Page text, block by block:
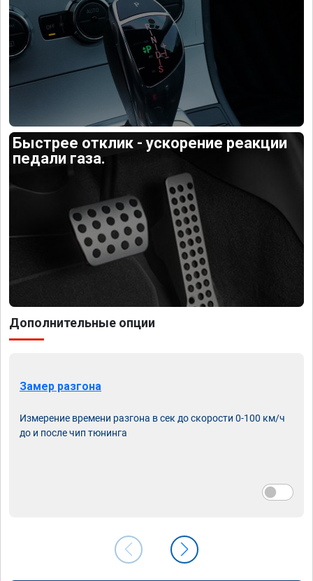
Быстрее отклик - ускорение реакции
педали газа.
Дополнительные опции
Замер разгона
Измерение времени разгона в сек до скорости 0-100 км/ч
до и после чип тюнинга